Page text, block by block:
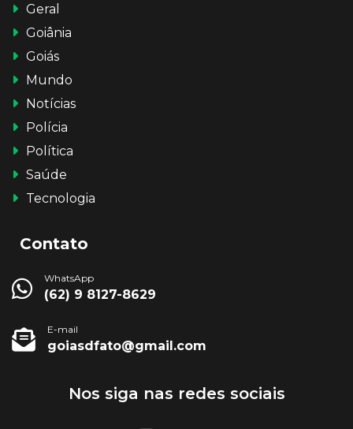
Geral
Goiânia
Goiás
Mundo
Notícias
Polícia
Política
Saúde
Tecnologia
Contato
WhatsApp
(62) 9 8127-8629
E-mail
goiasdfato@gmail.com
Nos siga nas redes sociais